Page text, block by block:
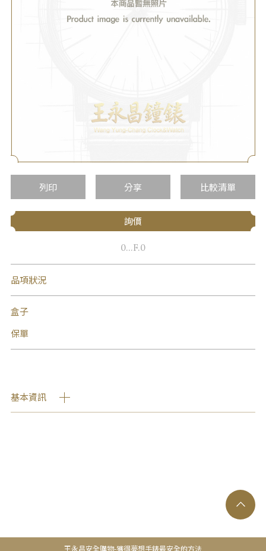
列印 分享 比較清單
詢價
0...F.0
品項狀況
盒子
保單
基本資訊
王永昌安全購物-獲得夢想手錶最安全的方法